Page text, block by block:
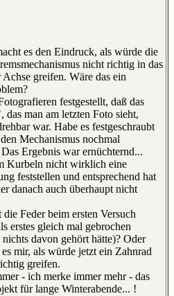
es den Eindruck, als würde die
nicht richtig in das
Achse greifen. Wäre das ein
festgestellt, daß das
das man am letzten Foto sieht,
war. Habe es festgeschraubt
Mechanismus nochmal
Ergebnis war ernüchternd...
Kurbeln nicht wirklich eine
feststellen und entsprechend hat
danach auch überhaupt nicht
Feder beim ersten Versuch
erstes gleich mal gebrochen
davon gehört hätte)? Oder
mir, als würde jetzt ein Zahnrad
greifen.
- ich merke immer mehr - das
für lange Winterabende... !